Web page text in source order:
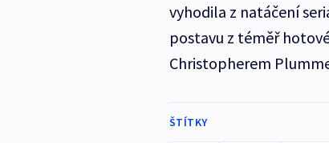
vyhodila z natáčení
postavu z téměř
Christopherem
ŠTÍTKY